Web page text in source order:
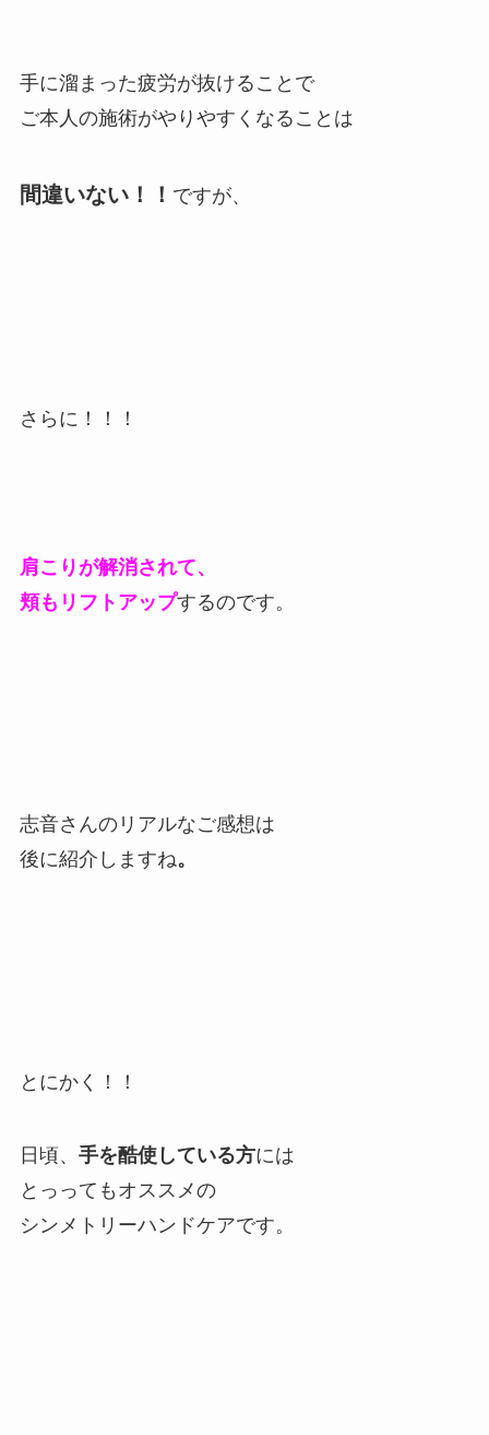
手に溜まった疲労が抜けることで
ご本人の施術がやりやすくなることは
間違いない！！ ですが、
さらに！！！
肩こりが解消されて、
頬もリフトアップするのです。
志音さんのリアルなご感想は
後に紹介しますね。
とにかく！！
日頃、 手を酷使している方には
とっってもオススメの
シンメトリーハンドケアです。